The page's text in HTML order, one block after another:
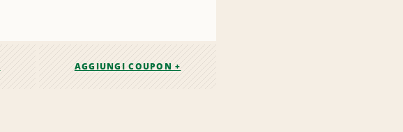
AGGIUNGI COUPON +